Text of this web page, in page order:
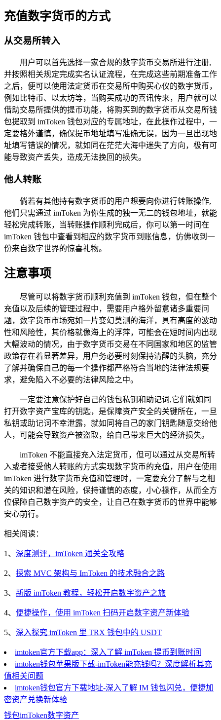
充值数字货币的方式
从交易所转入
用户可以首先选择一家合规的数字货币交易所进行注册,
并按照相关规定完成实名认证流程，在完成这些前期准备工作
之后，便可以使用法定货币在交易所中购买心仪的数字货币，
例如比特币、以太坊等，当购买成功的喜讯传来，用户就可以
借助交易所提供的提币功能，将购买到的数字货币从交易所钱
包提取到 imToken 钱包对应的专属地址，在此操作过程中，一
定要格外谨慎，确保提币地址填写准确无误，因为一旦出现地
址填写错误的情况，就如同在茫茫大海中迷失了方向，极有可
能导致资产丢失，造成无法挽回的损失。
他人转账
倘若有其他持有数字货币的用户想要向你进行转账操作,
他们只需通过 imToken 为你生成的独一无二的钱包地址，就能
轻松完成转账，当转账操作顺利完成后，你可以第一时间在
imToken 钱包中查看到相应的数字货币到账信息，仿佛收到一
份来自数字世界的惊喜礼物。
注意事项
尽管可以将数字货币顺利充值到 imToken 钱包，但在整个
充值以及后续的管理过程中，需要用户格外留意诸多重要问
题，数字货币市场宛如一片变幻莫测的海洋，具有高度的波动
性和风险性，其价格就像海上的浮萍，可能会在短时间内出现
大幅波动的情况，由于数字货币交易在不同国家和地区的监管
政策存在着显著差异，用户务必要时刻保持清醒的头脑，充分
了解并确保自己的每一个操作都严格符合当地的法律法规要
求，避免陷入不必要的法律风险之中。
一定要注意保护好自己的钱包私钥和助记词,它们就如同
打开数字资产宝库的钥匙，是保障资产安全的关键所在，一旦
私钥或助记词不幸泄露，就如同将自己的家门钥匙随意交给他
人，可能会导致资产被盗取，给自己带来巨大的经济损失。
imToken 不能直接充入法定货币，但可以通过从交易所转
入或者接受他人转账的方式实现数字货币的充值，用户在使用
imToken 进行数字货币充值和管理时，一定要充分了解与之相
关的知识和潜在风险，保持谨慎的态度，小心操作，从而全方
位保障自己数字资产的安全，让自己在数字货币的世界中能够
安心前行。
相关阅读：
1、 深度测评，imToken 通关全攻略
2、 探索 MVC 架构与 ImToken 的技术融合之路
3、 新版 imToken 教程，轻松开启数字资产之旅
4、 便捷操作，使用 imToken 扫码开启数字资产新体验
5、 深入探究 imToken 里 TRX 钱包中的 USDT
imtoken官方下载app：深入了解 imToken 提币到账时间
imtoken钱包苹果版下载-imToken能充钱吗？深度解析其充
值相关问题
imtoken钱包官方下载地址-深入了解 IM 钱包闪兑，便捷加
密资产兑换新体验
钱包imToken数字资产